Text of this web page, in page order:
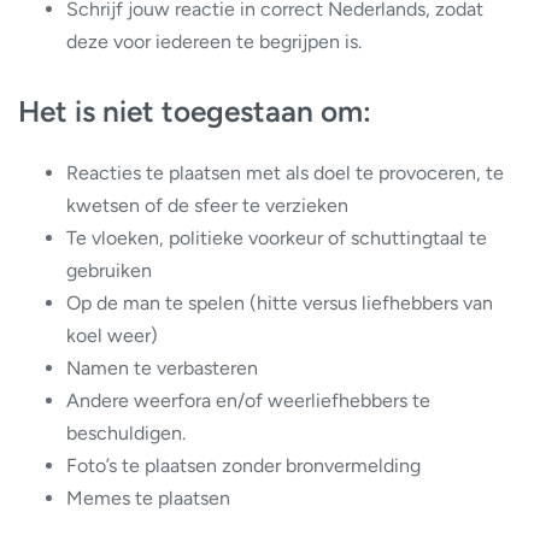
Schrijf jouw reactie in correct Nederlands, zodat
deze voor iedereen te begrijpen is.
Het is niet toegestaan om:
Reacties te plaatsen met als doel te provoceren, te
kwetsen of de sfeer te verzieken
Te vloeken, politieke voorkeur of schuttingtaal te
gebruiken
Op de man te spelen (hitte versus liefhebbers van
koel weer)
Namen te verbasteren
Andere weerfora en/of weerliefhebbers te
beschuldigen.
Foto’s te plaatsen zonder bronvermelding
Memes te plaatsen